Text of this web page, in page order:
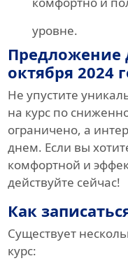
уровне.
Предложение
октября 2024
Не упустите
на курс по
ограничено, а
днем. Если вы
комфортной и
действуйте сейчас!
Как
Существует
курс: